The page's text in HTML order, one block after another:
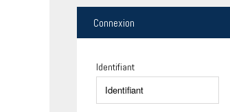
Connexion
Identifiant